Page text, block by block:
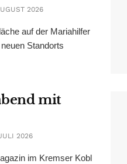
2026
auf der Mariahilfer
Standorts
mit
2026
im Kremser Kobl